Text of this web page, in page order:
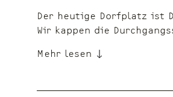
Der heutige Dorfplatz ist
Wir kappen die
Mehr lesen